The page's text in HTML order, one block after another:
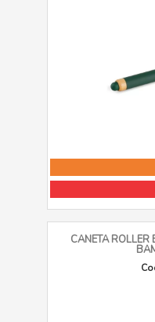
CANETA ROLLER